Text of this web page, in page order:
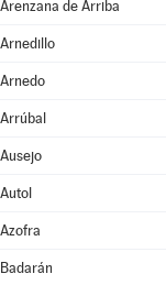
Arenzana de Arriba
Arnedillo
Arnedo
Arrúbal
Ausejo
Autol
Azofra
Badarán